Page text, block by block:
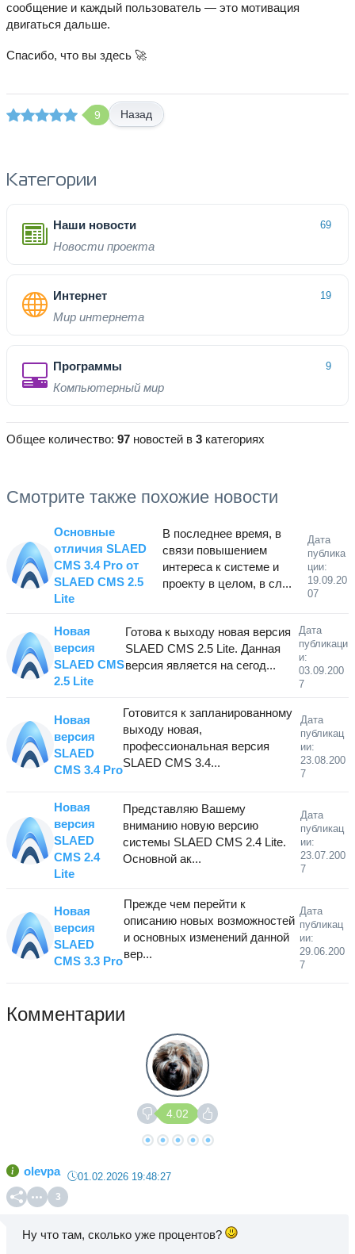
сообщение и каждый пользователь — это мотивация
двигаться дальше.
Спасибо, что вы здесь 🚀
9 Назад
Категории
Наши новости 69
Новости проекта
Интернет 19
Мир интернета
Программы 9
Компьютерный мир
Общее количество: 97 новостей в 3 категориях
Смотрите также похожие новости
Основные
отличия SLAED
CMS 3.4 Pro от
SLAED CMS 2.5
Lite
В последнее время, в
связи повышением
интереса к системе и
проекту в целом, в сл...
Дата
публика
ции:
19.09.20
07
Новая
версия
SLAED CMS
2.5 Lite
Готова к выходу новая версия
SLAED CMS 2.5 Lite. Данная
версия является на сегод...
Дата
публикаци
и:
03.09.200
7
Новая
версия
SLAED
CMS 3.4 Pro
Готовится к запланированному
выходу новая,
профессиональная версия
SLAED CMS 3.4...
Дата
публикац
ии:
23.08.200
7
Новая
версия
SLAED
CMS 2.4
Lite
Представляю Вашему
вниманию новую версию
системы SLAED CMS 2.4 Lite.
Основной ак...
Дата
публикац
ии:
23.07.200
7
Новая
версия
SLAED
CMS 3.3 Pro
Прежде чем перейти к
описанию новых возможностей
и основных изменений данной
вер...
Дата
публикац
ии:
29.06.200
7
Комментарии
4.02
olevpa 01.02.2026 19:48:27
3
Ну что там, сколько уже процентов?